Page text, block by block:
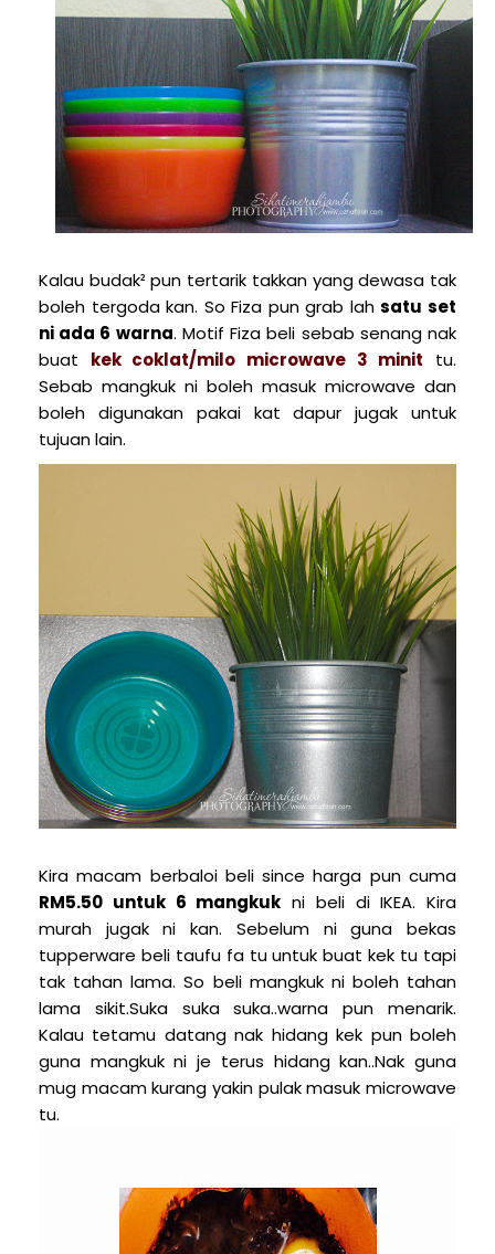
Kalau budak² pun tertarik takkan yang dewasa tak
boleh tergoda kan. So Fiza pun grab lahsatu set
ni ada 6 warna. Motif Fiza beli sebab senang nak
buat kek coklat/milo microwave 3 minit tu.
Sebab mangkuk ni boleh masuk microwave dan
boleh digunakan pakai kat dapur jugak untuk
tujuan lain.
Kira macam berbaloi beli since harga pun cuma
RM5.50 untuk 6 mangkuk ni beli di IKEA. Kira
murah jugak ni kan. Sebelum ni guna bekas
tupperware beli taufu fa tu untuk buat kek tu tapi
tak tahan lama. So beli mangkuk ni boleh tahan
lama sikit.Suka suka suka..warna pun menarik.
Kalau tetamu datang nak hidang kek pun boleh
guna mangkuk ni je terus hidang kan..Nak guna
mug macam kurang yakin pulak masuk microwave
tu.